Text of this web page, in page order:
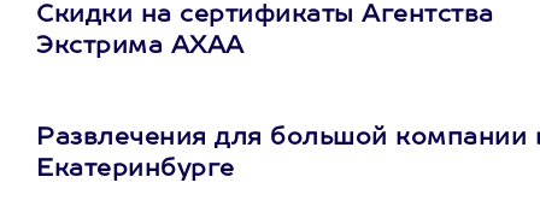
Скидки на сертификаты Агентства
Экстрима АХАА
Развлечения для большой компании
Екатеринбурге